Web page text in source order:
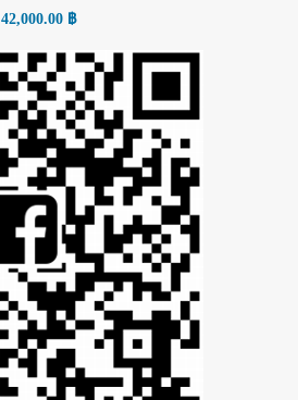
42,000.00 ฿